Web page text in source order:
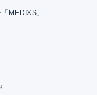
MEDIXS」